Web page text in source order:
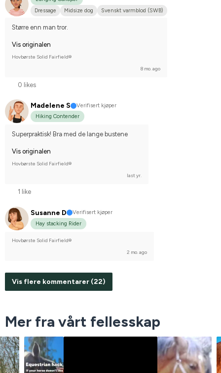
Dressage
Midsize dog Svenskt varmblod (SWB)
Større enn man tror.
Vis originalen
Hovbørste Solid Fairfield®
8 mo. ago
0 likes
Madelene S
Verifisert kjøper
Hiking Contender
Superpraktisk! Bra med de lange bustene
Vis originalen
Hovbørste Solid Fairfield®
last yr.
1 like
Susanne D
Verifisert kjøper
Hay stacking Rider
Hovbørste Solid Fairfield®
2 mo. ago
Vis flere kommentarer (22)
Mer fra vårt fellesskap